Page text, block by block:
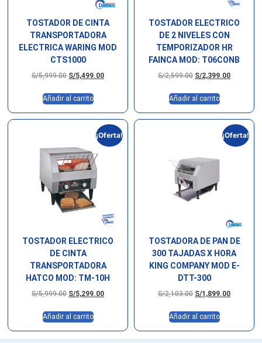
TOSTADOR DE CINTA
TRANSPORTADORA
ELECTRICA WARING MOD
CTS1000
S/5,999.00 S/5,499.00
Añadir al carrito
TOSTADOR ELECTRICO
DE 2 NIVELES CON
TEMPORIZADOR HR
FAINCA MOD: T06CONB
S/2,599.00 S/2,399.00
Añadir al carrito
¡Oferta!
TOSTADOR ELECTRICO
DE CINTA
TRANSPORTADORA
HATCO MOD: TM-10H
S/5,999.00 S/5,299.00
Añadir al carrito
¡Oferta!
TOSTADORA DE PAN DE
300 TAJADAS X HORA
KING COMPANY MOD E-
DTT-300
S/2,103.00 S/1,899.00
Añadir al carrito